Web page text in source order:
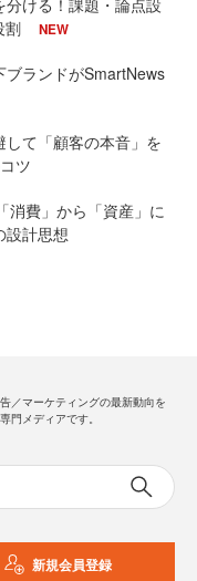
割
NEW
ランドがSmartNews
て「顧客の本音」を
ツ
消費」から「資産」に
設計思想
／マーケティングの最新動向を
門メディアです。
新規会員登録